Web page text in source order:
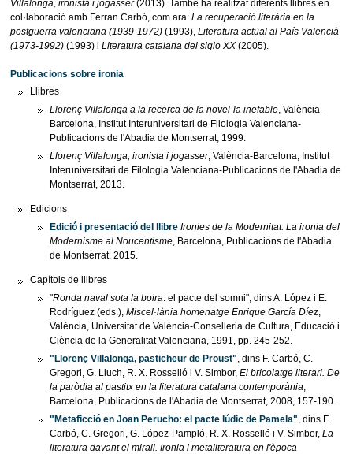
Villalonga, ironista i jogasser(2013). També ha realitzat diferents llibres en
col·laboració amb Ferran Carbó, com ara: La recuperació literària en la
postguerra valenciana (1939-1972)(1993), Literatura actual al País Valencià
(1973-1992)(1993) i Literatura catalana del siglo XX(2005).
Publicacions sobre ironia
Llibres
Llorenç Villalonga a la recerca de la novel·la inefable, València-
Barcelona, Institut Interuniversitari de Filologia Valenciana-
Publicacions de l'Abadia de Montserrat, 1999.
Llorenç Villalonga, ironista i jogasser, València-Barcelona, Institut
Interuniversitari de Filologia Valenciana-Publicacions de l'Abadia de
Montserrat, 2013.
Edicions
Edició i presentació del llibre Ironies de la Modernitat. La ironia del
Modernisme al Noucentisme, Barcelona, Publicacions de l'Abadia
de Montserrat, 2015.
Capítols de llibres
"Ronda naval sota la boira: el pacte del somni", dins A. López i E.
Rodríguez (eds.), Miscel·lània homenatge Enrique García Díez,
València, Universitat de València-Conselleria de Cultura, Educació i
Ciència de la Generalitat Valenciana, 1991, pp. 245-252.
"Llorenç Villalonga, pasticheur de Proust" , dins F. Carbó, C.
Gregori, G. Lluch, R. X. Rosselló i V. Simbor, El bricolatge literari. De
la paròdia al pastitx en la literatura catalana contemporània
Barcelona, Publicacions de l'Abadia de Montserrat, 2008, 157-190.
"Metaficció en Joan Perucho: el pacte lúdic de Pamela" , dins F.
Carbó, C. Gregori, G. López-Pampló, R. X. Rosselló i V. Simbor, La
literatura davant el mirall. Ironia i metaliteratura en l'època